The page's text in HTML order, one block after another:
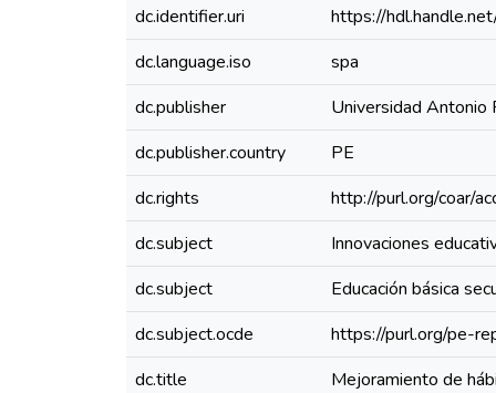
dc.identifier.uri
https://
dc.language.iso
spa
dc.publisher
Universidad Antonio
dc.publisher.country
PE
dc.rights
http://purl.org/coar/
dc.subject
Innovaciones
dc.subject
Educación básica
dc.subject.ocde
https://purl.org/pe-
dc.title
Mejoramiento de